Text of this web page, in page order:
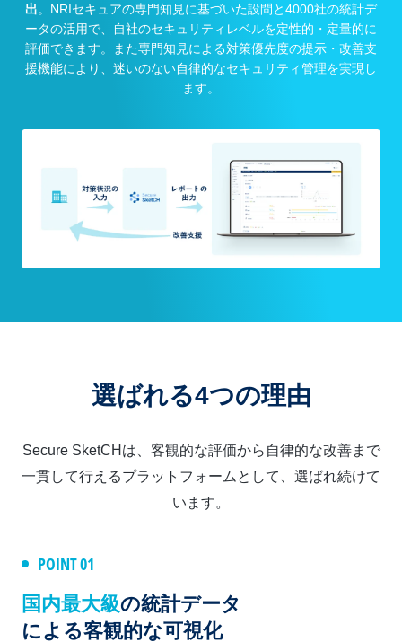
出。NRIセキュアの専門知見に基づいた設問と4000社の統計デ
ータの活用で、
自社のセキュリティレベルを定性的・定量的に
評価できます。また専門知見による対策優先度の提示・改善支
援機能により、 迷いのない自律的なセキュリティ管理を実現し
ます。
選ばれる4つの理由
Secure SketCHは、客観的な評価から自律的な改善まで
一貫して行えるプラットフォームとして、選ばれ続けて
います。
POINT 01
国内最大級の統計データ
による客観的な可視化